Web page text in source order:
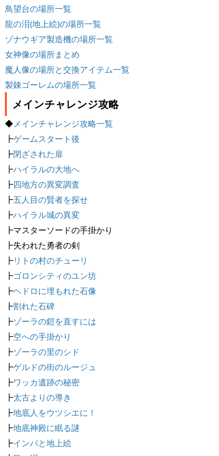
鳥望台の場所一覧
龍の泪(地上絵)の場所一覧
ゾナウギア製造機の場所一覧
女神像の場所まとめ
魔人像の場所と交換アイテム一覧
製錬ゴーレムの場所一覧
メインチャレンジ攻略
◆メインチャレンジ攻略一覧
┣ゲームスタート後
┣閉ざされた扉
┣ハイラルの大地へ
┣四地方の異変調査
┣五人目の賢者を探せ
┣ハイラル城の異変
┣マスターソードの手掛かり
┣失われた勇者の剣
┣リトの村のチューリ
┣ゴロンシティのユン坊
┣ヘドロに埋もれた石像
┣割れた石碑
┣ゾーラの鎧を直すには
┣空への手掛かり
┣ゾーラの里のシド
┣ゲルドの街のルージュ
┣ワッカ遺跡の秘密
┣太古よりの導き
┣地底人をウツシエに！
┣地底神殿に眠る謎
┣インパと地上絵